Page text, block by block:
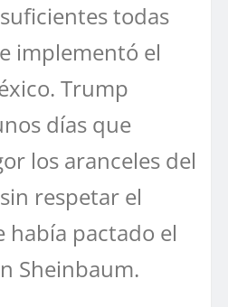
todas
implementó el
Trump
días que
los aranceles del
respetar el
había pactado el
Sheinbaum.